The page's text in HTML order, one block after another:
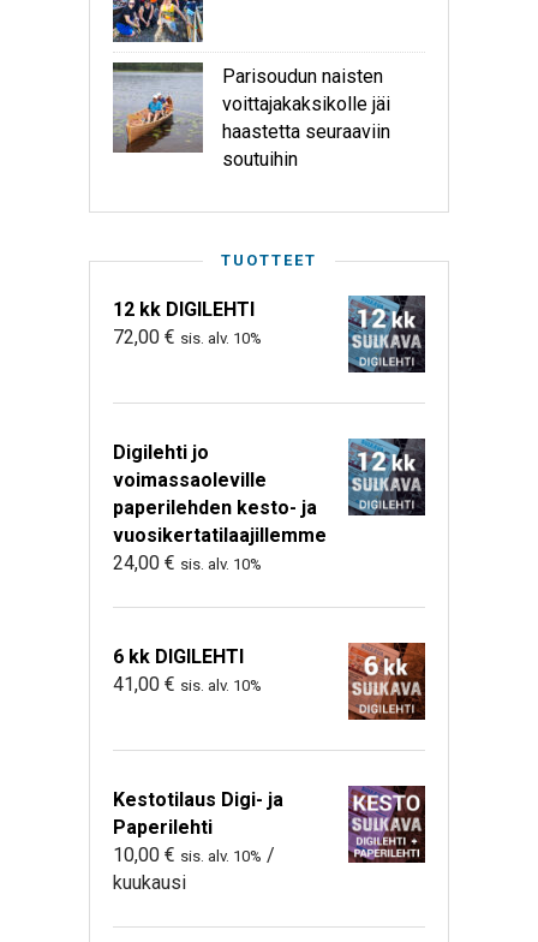
Parisoudun naisten
voittajakaksikolle jäi
haastetta seuraaviin
soutuihin
TUOTTEET
12 kk DIGILEHTI
72,00 € sis. alv. 10%
Digilehti jo
voimassaoleville
paperilehden kesto- ja
vuosikertatilaajillemme
24,00 € sis. alv. 10%
6 kk DIGILEHTI
41,00 € sis. alv. 10%
Kestotilaus Digi- ja
Paperilehti
10,00 € sis. alv. 10% /
kuukausi